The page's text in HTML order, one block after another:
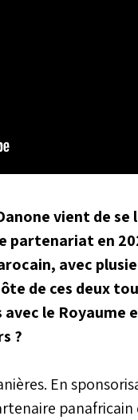
vient de
en
avec
de ces deux
le Royaume
?
En